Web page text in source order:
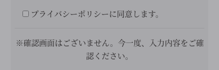
プライバシーポリシーに同意します。
※確認画面はございません。今一度、入力内容をご確
認ください。